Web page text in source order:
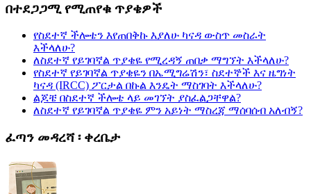
በተደጋጋሚ የሚጠየቁ ጥያቄዎች
የስደተኛ ችሎቴን እየጠበቅኩ እያለሁ ካናዳ ውስጥ መስራት
እችላለሁ?
ለስደተኛ የይገባኛል ጥያቄዬ የሚረዳኝ ጠበቃ ማግኘት እችላለሁ?
የስደተኛ የይገባኛል ጥያቄዬን በኤሚግሬሽን፣ ስደተኞች እና ዜግነት
ካናዳ (IRCC) ፖርታል በኩል እንዴት ማስገባት እችላለሁ?
ልጆቼ በስደተኛ ችሎቴ ላይ መገኘት ያስፈልጋቸዋል?
ለስደተኛ የይገባኛል ጥያቄዬ ምን አይነት ማስረጃ ማሰባሰብ አለብኝ?
ፈጣን መዳረሻ ፡ ቀረቤታ